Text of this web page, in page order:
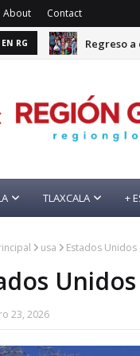
About Contact
RG Regreso
TLAXCALA +
usa Estados
23, 2026